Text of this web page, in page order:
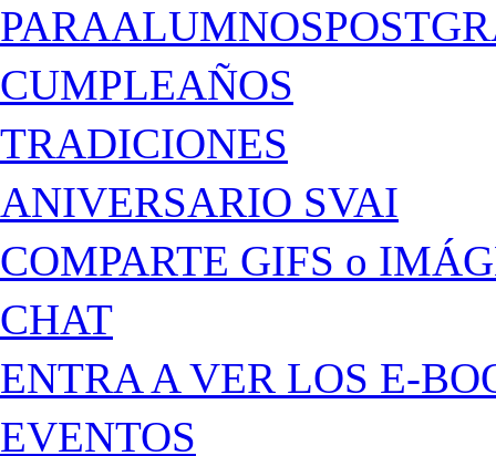
CUMPLEAÑOS
TRADICIONES
ANIVERSARIO SVAI
COMPARTE GIFS o
CHAT
ENTRA A VER LOS E-
EVENTOS